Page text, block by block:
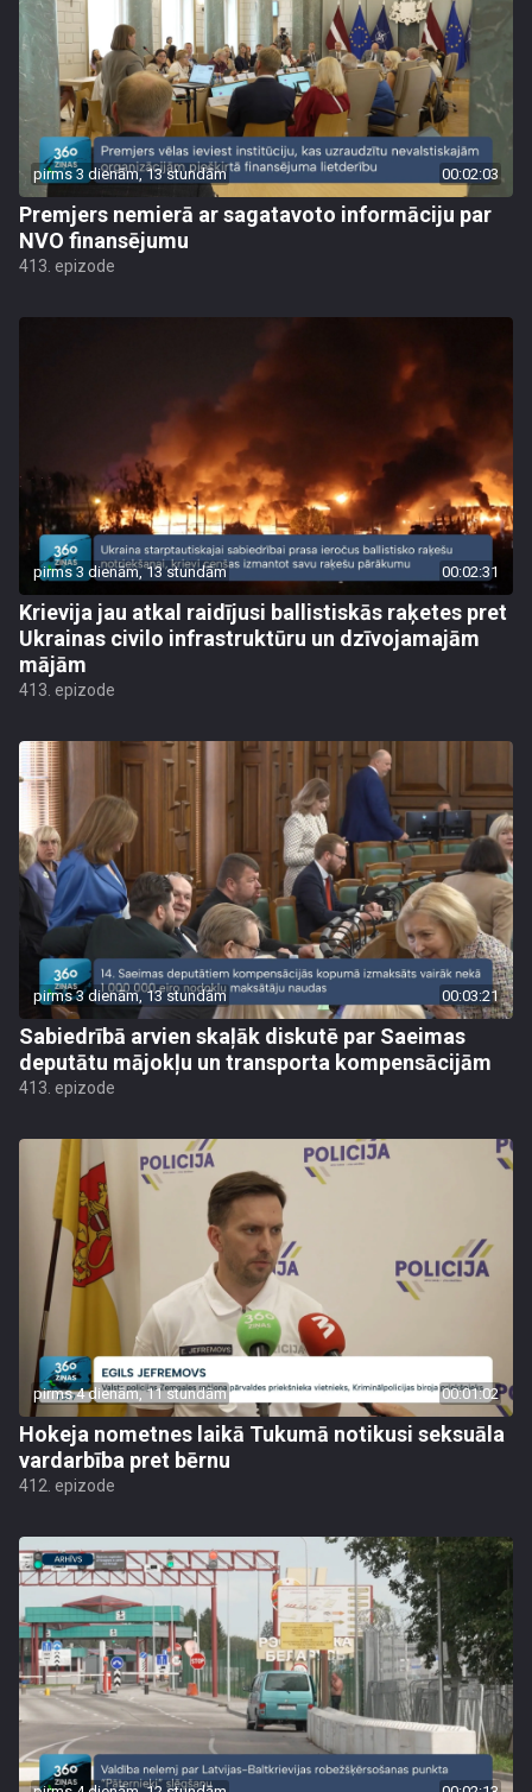
pirms 3 dienām, 13 stundām 00:02:03
Premjers nemierā ar sagatavoto informāciju par
NVO finansējumu
413. epizode
pirms 3 dienām, 13 stundām 00:02:31
Krievija jau atkal raidījusi ballistiskās raķetes pret
Ukrainas civilo infrastruktūru un dzīvojamajām
mājām
413. epizode
pirms 3 dienām, 13 stundām 00:03:21
Sabiedrībā arvien skaļāk diskutē par Saeimas
deputātu mājokļu un transporta kompensācijām
413. epizode
pirms 4 dienām, 11 stundām 00:01:02
Hokeja nometnes laikā Tukumā notikusi seksuāla
vardarbība pret bērnu
412. epizode